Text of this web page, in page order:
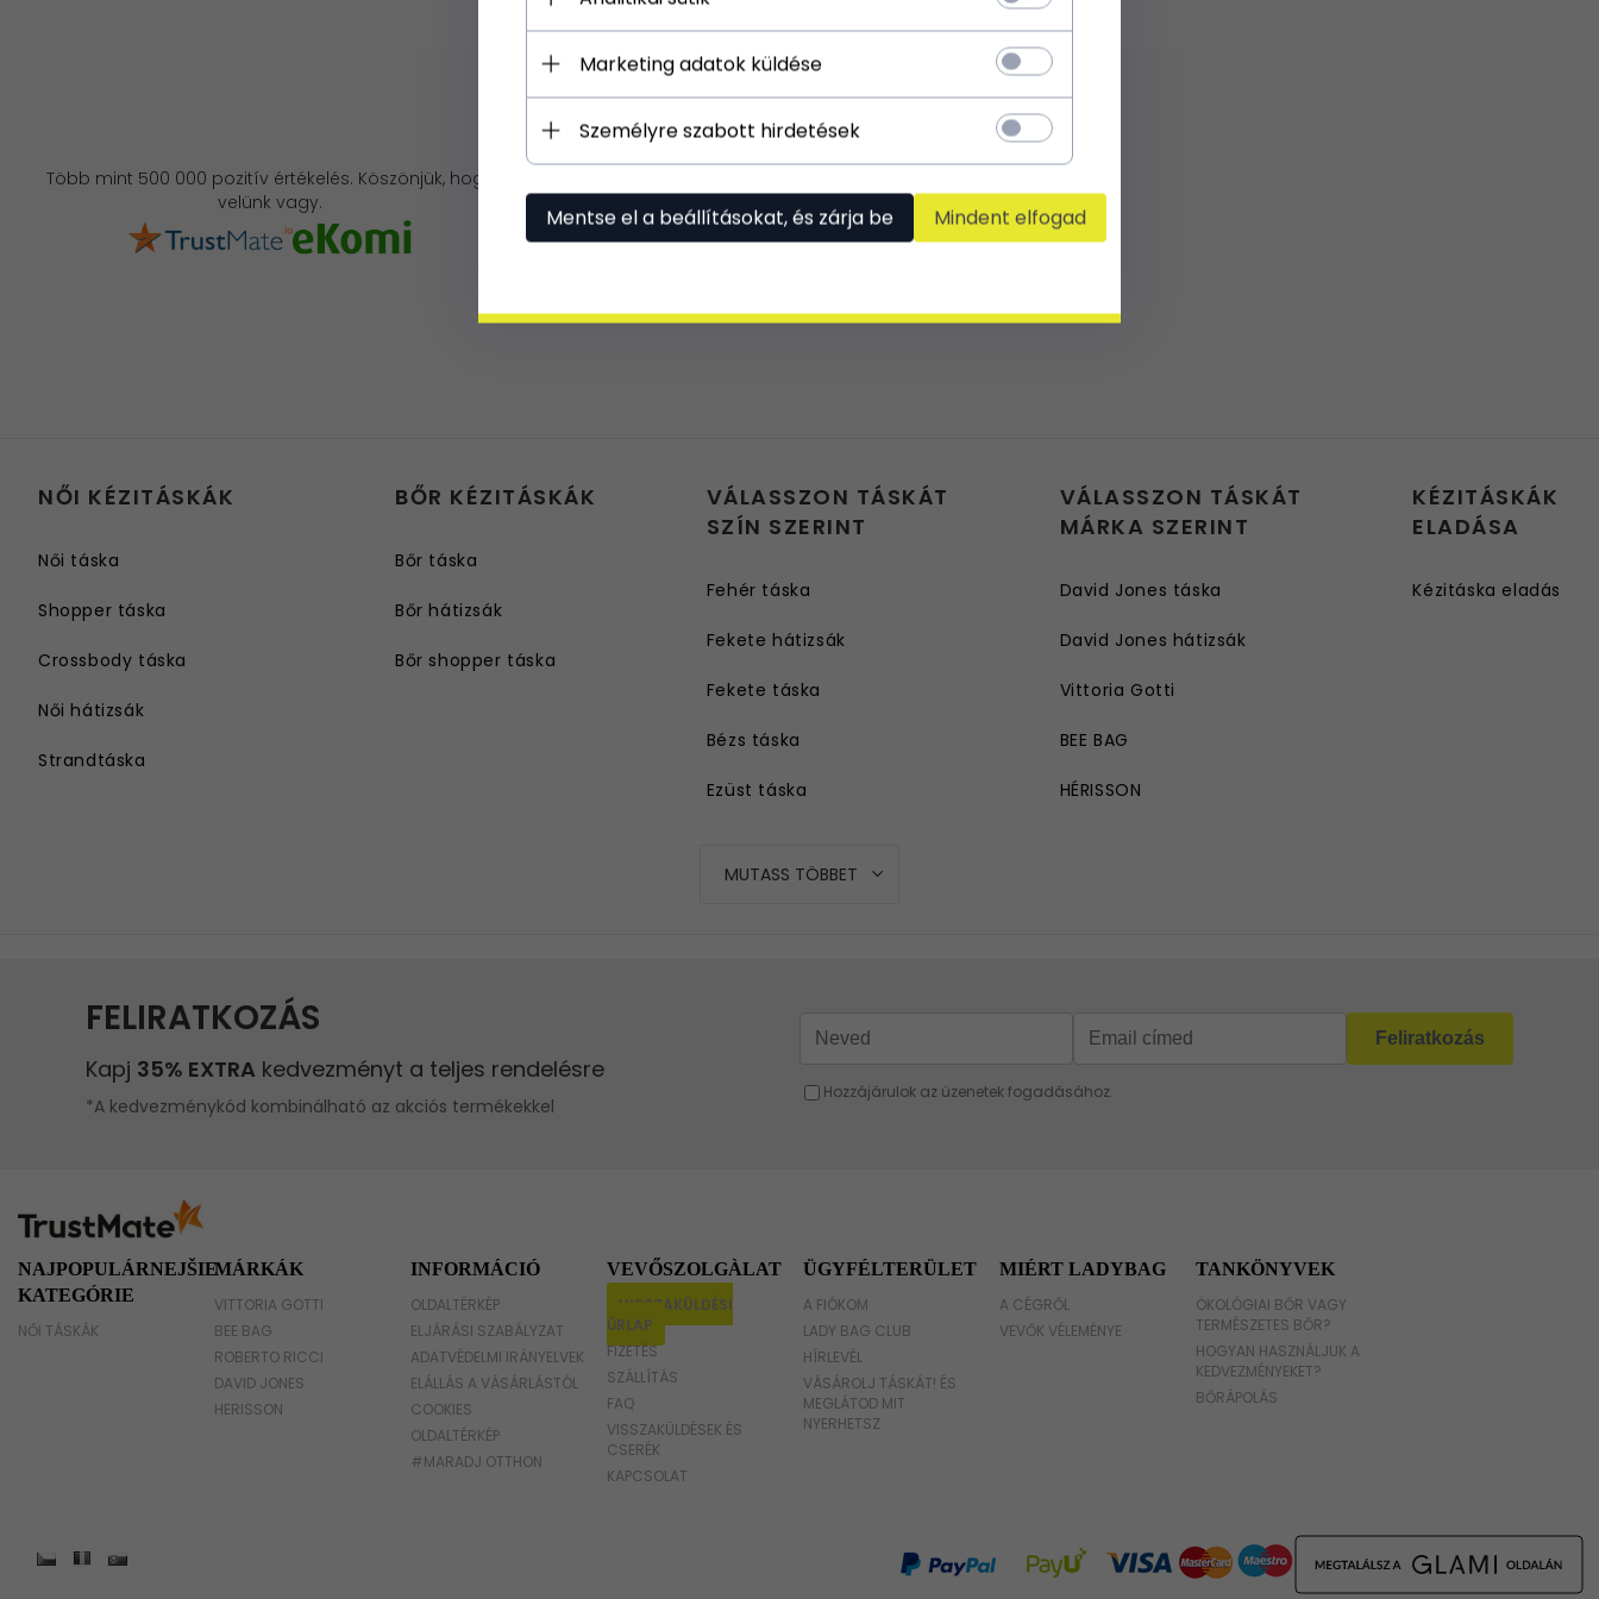
Több mint 500 000 pozitív értékelés. Köszönjük, hogy
velünk vagy.
NŐI KÉZITÁSKÁK
Női táska
Shopper táska
Crossbody táska
Női hátizsák
Strandtáska
Láncos táska
Kis táska
BŐR KÉZITÁSKÁK
Bőr táska
Bőr hátizsák
Bőr shopper táska
VÁLASSZON TÁSKÁT
SZÍN SZERINT
Fehér táska
Fekete hátizsák
Fekete táska
Bézs táska
Ezüst táska
Barna táska
Menta táska
VÁLASSZON TÁSKÁT
MÁRKA SZERINT
David Jones táska
David Jones hátizsák
Vittoria Gotti
BEE BAG
HÉRISSON
KÉZITÁSKÁK
ELADÁSA
Kézitáska eladás
MUTASS TÖBBET
NAJPOPULÁRNEJŠIE
KATEGÓRIE
NŐI TÁSKÁK
MÁRKÁK
VITTORIA GOTTI
BEE BAG
ROBERTO RICCI
DAVID JONES
HERISSON
INFORMÁCIÓ
OLDALTÉRKÉP
ELJÁRÁSI SZABÁLYZAT
ADATVÉDELMI IRÁNYELVEK
ELÁLLÁS A VÁSÁRLÁSTÓL
COOKIES
OLDALTÉRKÉP
#MARADJ OTTHON
VEVŐSZOLGÀLAT
VISSZAKÜLDÉSI
ŰRLAP
FIZETÉS
SZÁLLÍTÁS
FAQ
VISSZAKÜLDÉSEK ÉS
CSERÉK
KAPCSOLAT
ÜGYFÉLTERÜLET
A FIÓKOM
LADY BAG CLUB
HÍRLEVÉL
VÁSÁROLJ TÁSKÁT! ÉS
MEGLÁTOD MIT
NYERHETSZ
MIÉRT LADYBAG
A CÉGRŐL
VEVŐK VÉLEMÉNYE
TANKÖNYVEK
ÖKOLÓGIAI BŐR VAGY
TERMÉSZETES BŐR?
HOGYAN HASZNÁLJUK A
KEDVEZMÉNYEKET?
BŐRÁPOLÁS
Marketing adatok küldése
Személyre szabott hirdetések
Mentse el a beállításokat, és zárja be Mindent elfogad